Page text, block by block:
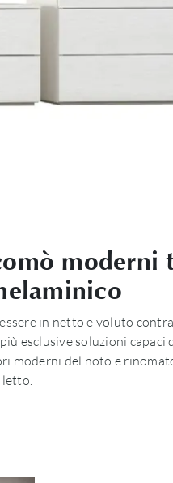
in netto e voluto
esclusive soluzioni capaci
moderni del noto e
letto.